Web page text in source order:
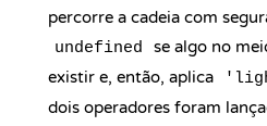
percorre a cadeia com
undefined
se algo no
existir e, então, aplica
dois operadores foram